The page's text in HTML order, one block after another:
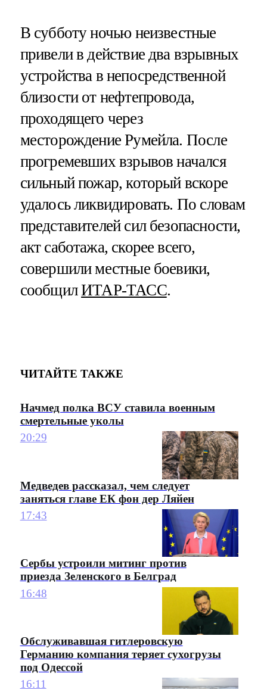
В субботу ночью неизвестные
привели в действие два взрывных
устройства в непосредственной
близости от нефтепровода,
проходящего через
месторождение Румейла. После
прогремевших взрывов начался
сильный пожар, который вскоре
удалось ликвидировать. По словам
представителей сил безопасности,
акт саботажа, скорее всего,
совершили местные боевики,
сообщилИТАР-ТАСС.
ЧИТАЙТЕ ТАКЖЕ
Начмед полка ВСУ ставила военным
смертельные уколы
20:29
Медведев рассказал, чем следует
заняться главе ЕК фон дер Ляйен
17:43
Сербы устроили митинг против
приезда Зеленского в Белград
16:48
Обслуживавшая гитлеровскую
Германию компания теряет сухогрузы
под Одессой
16:11